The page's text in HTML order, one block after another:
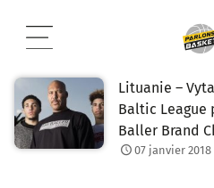
contenu
Lituanie –
Baltic League
Baller Brand
07 janvier 2018